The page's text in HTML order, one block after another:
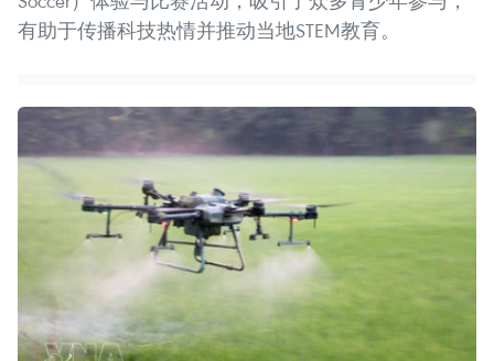
有助于传播科技热情并推动当地STEM教育。